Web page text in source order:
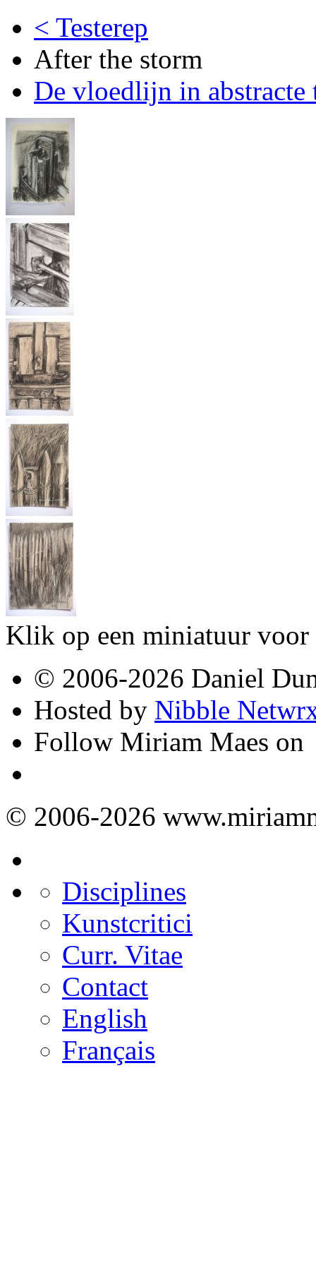
< Testerep
After the storm
De vloedlijn in abstracte
Klik op een miniatuur voor
© 2006-2026 Daniel
Hosted by Nibble
Follow Miriam Maes on
© 2006-2026
Disciplines
Kunstcritici
Curr. Vitae
Contact
English
Français